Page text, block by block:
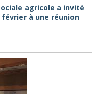
agricole a invité
à une réunion